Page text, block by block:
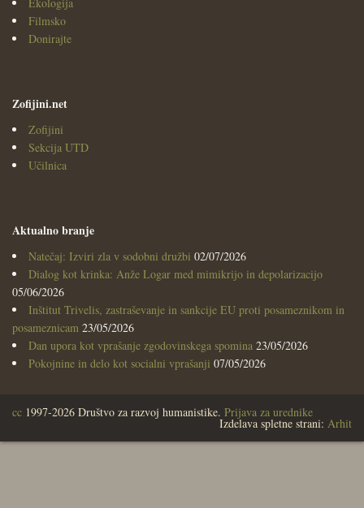
Filmsko
Donirajte
Zofijini.net
Zofijini
Sekcija UTD
Učilnica
Aktualno branje
Natečaj: Izviri zla v sodobni družbi 02/07/2026
Dialog kot krinka: Anže Logar med mimikrijo in depolarizacijo
05/06/2026
Inštitut Trivelis, zastraševanje in sankcije EU proti posameznikom in
posameznicam 23/05/2026
Dan upora kot vprašanje zgodovinskega spomina 23/05/2026
Pokojnine in delo kot socialni vprašanji 07/05/2026
cc 1997-2026 Društvo za razvoj humanistike. Prijava za urednike
Izdelava spletne strani: Arhit